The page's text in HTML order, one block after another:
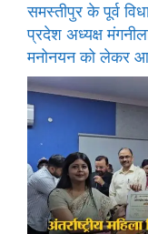
समस्तीपुर के पूर्व
प्रदेश अध्यक्ष
मनोनयन को लेकर